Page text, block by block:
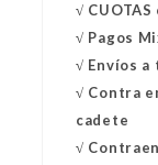
√
√ Pagos
√ Envíos a
√ Contra
cadete
√